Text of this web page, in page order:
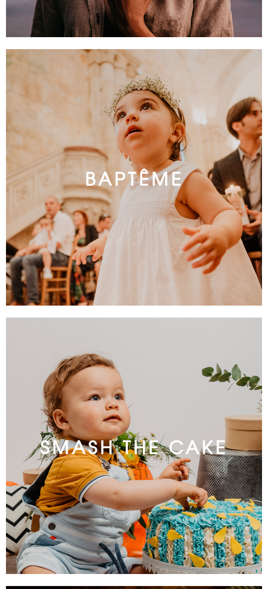
BAPTÊME
SMASH THE CAKE